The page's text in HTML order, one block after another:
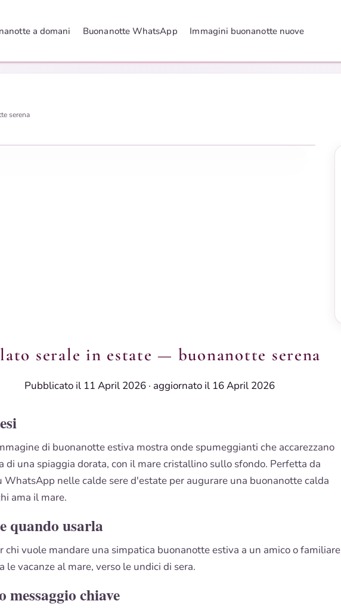
a domani Buonanotte WhatsApp Immagini buonanotte nuove
serena
serale in estate — buonanotte serena
Pubblicato il 11 April 2026 · aggiornato il 16 April 2026
di buonanotte estiva mostra onde spumeggianti che accarezzano
di una spiaggia dorata, con il mare cristallino sullo sfondo. Perfetta da
WhatsApp nelle calde sere d'estate per augurare una buonanotte calda
ama il mare.
quando usarla
chi vuole mandare una simpatica buonanotte estiva a un amico o familiare
le vacanze al mare, verso le undici di sera.
messaggio chiave